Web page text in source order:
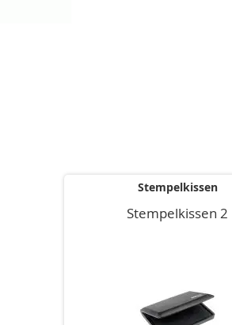
Stempelkissen
Stempelkissen 2